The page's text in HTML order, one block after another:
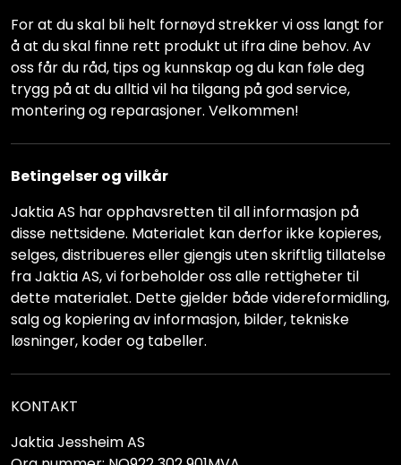
For at du skal bli helt fornøyd strekker vi oss langt for
å at du skal finne rett produkt ut ifra dine behov. Av
oss får du råd, tips og kunnskap og du kan føle deg
trygg på at du alltid vil ha tilgang på god service,
montering og reparasjoner. Velkommen!
Betingelser og vilkår
Jaktia AS har opphavsretten til all informasjon på
disse nettsidene. Materialet kan derfor ikke kopieres,
selges, distribueres eller gjengis uten skriftlig tillatelse
fra Jaktia AS, vi forbeholder oss alle rettigheter til
dette materialet. Dette gjelder både videreformidling,
salg og kopiering av informasjon, bilder, tekniske
løsninger, koder og tabeller.
KONTAKT
Jaktia Jessheim AS